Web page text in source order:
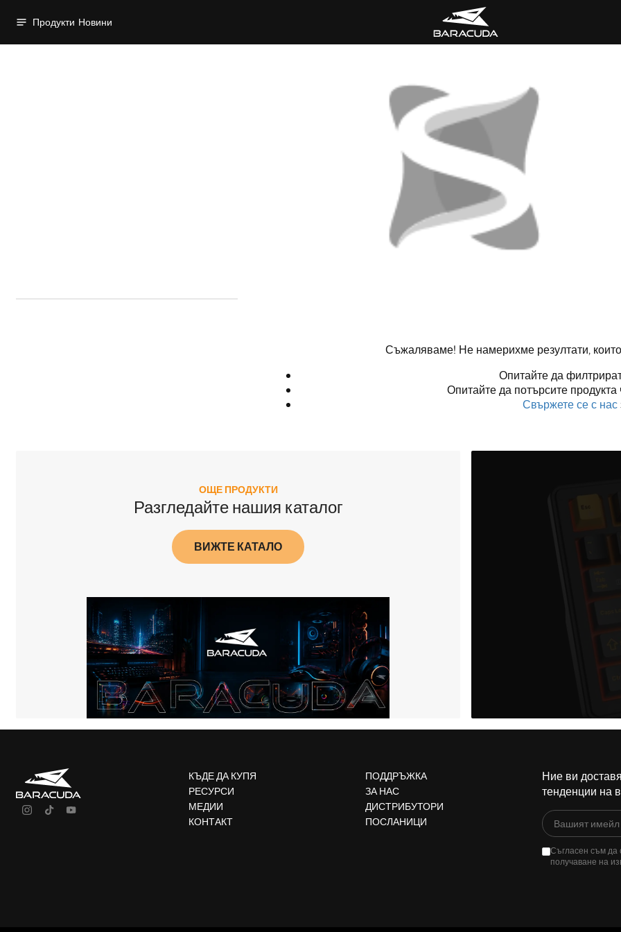
Продукти Новини
Съжаляваме! Не намерихме резултати,
Опитайте да
Опитайте да потърсите продукта
Свържете се с нас
ОЩЕ ПРОДУКТИ
Разгледайте нашия каталог
ВИЖТЕ КАТАЛО
КЪДЕ ДА КУПЯ
РЕСУРСИ
МЕДИИ
КОНТАКТ
ПОДДРЪЖКА
ЗА НАС
ДИСТРИБУТОРИ
ПОСЛАНИЦИ
Ние ви
тенденции на
Съгласен съм да
получаване на